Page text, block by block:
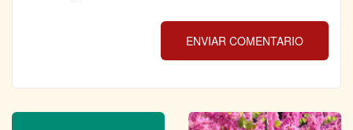
ENVIAR COMENTARIO